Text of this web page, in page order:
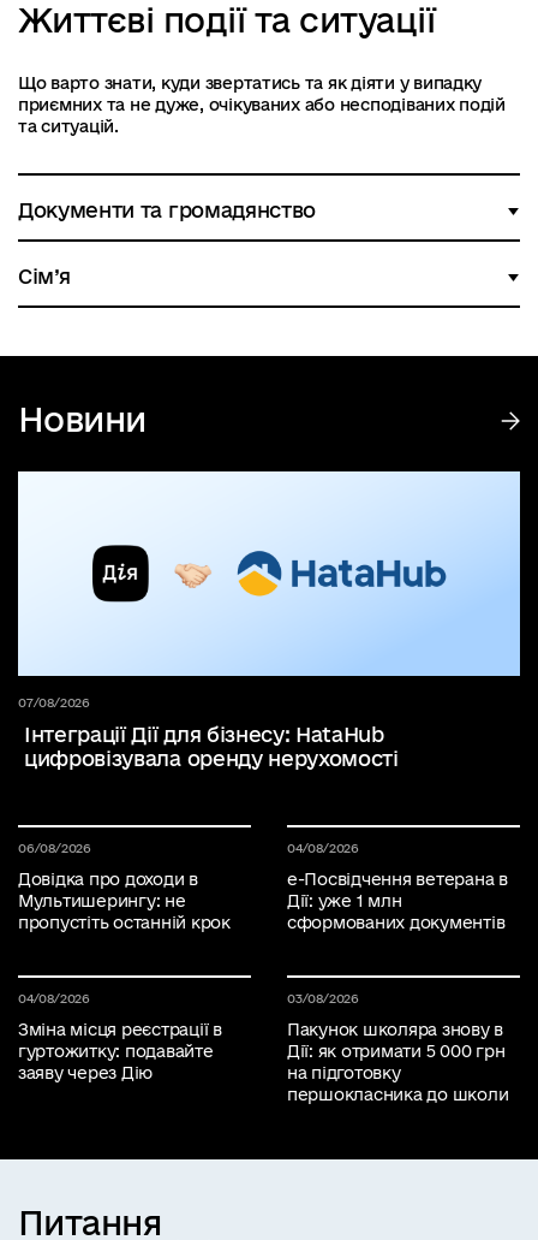
Життєві події та ситуації
Що варто знати, куди звертатись та як діяти у випадку
приємних та не дуже, очікуваних або несподіваних подій
та ситуацій.
Документи та громадянство
Сім’я
Новини
Дата публікації 07 серпня 2026
07/08/2026
Інтеграції Дії для бізнесу: HataHub
цифровізувала оренду нерухомості
Дата публікації 06 серпня 2026
06/08/2026
Довідка про доходи в
Мультишерингу: не
пропустіть останній крок
Дата публікації 04 серпня 2026
04/08/2026
е-Посвідчення ветерана в
Дії: уже 1 млн
сформованих документів
Дата публікації 04 серпня 2026
04/08/2026
Зміна місця реєстрації в
гуртожитку: подавайте
заяву через Дію
Дата публікації 03 серпня 2026
03/08/2026
Пакунок школяра знову в
Дії: як отримати 5 000 грн
на підготовку
першокласника до школи
Питання